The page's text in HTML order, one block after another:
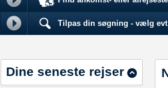
Tilpas din søgning - vælg
Dine seneste rejser